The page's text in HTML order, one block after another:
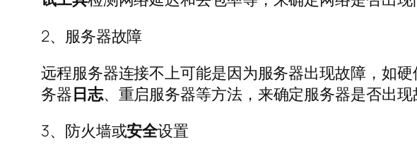
2、服务器故障
远程服务器连接不上可能是因为服务器出现故障，如
务器日志、重启服务器等方法，来确定服务器是否出现
3、防火墙或安全设置